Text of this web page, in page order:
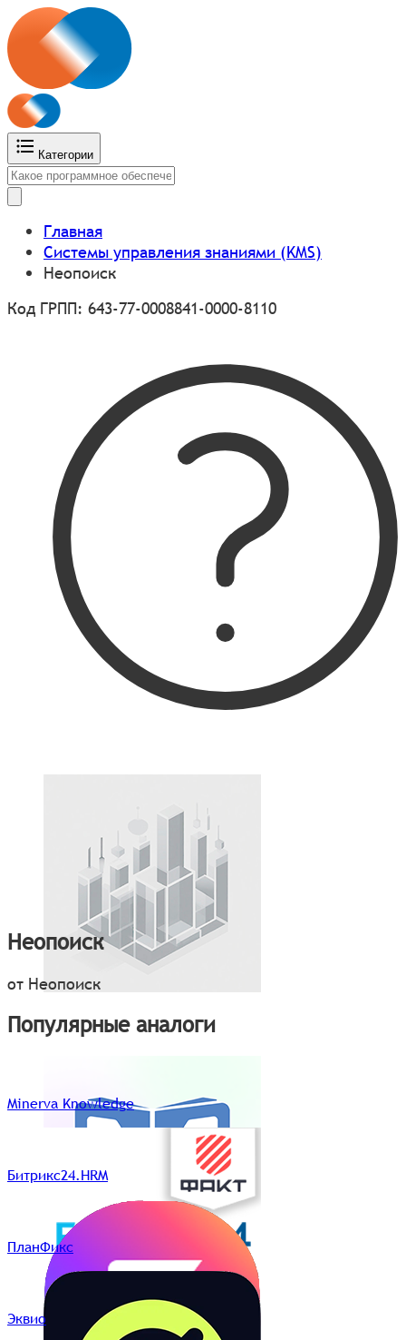
Категории
Главная
Системы управления знаниями (KMS)
Неопоиск
Код ГРПП: 643-77-0008841-0000-8110
Неопоиск
от Неопоиск
Популярные аналоги
Minerva Knowledge
Битрикс24.HRM
ПланФикс
Эквио